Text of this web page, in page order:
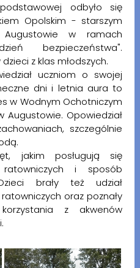
odbyło się
Opolskim - starszym
w ramach
bezpieczeństwa".
z klas młodszych.
uczniom o swojej
dni i letnia aura to
w Wodnym Ochotniczym
Augustowie. Opowiedział
szczególnie
jakim posługują się
i sposób
brały też udział
oraz poznały
z akwenów